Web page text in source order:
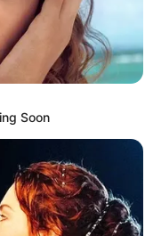
Soon